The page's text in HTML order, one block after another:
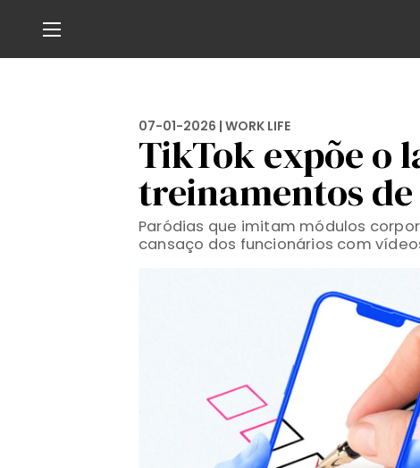
07-01-2026 | WORK LIFE
TikTok expõe o
treinamentos de
Paródias que imitam módulos
cansaço dos funcionários com